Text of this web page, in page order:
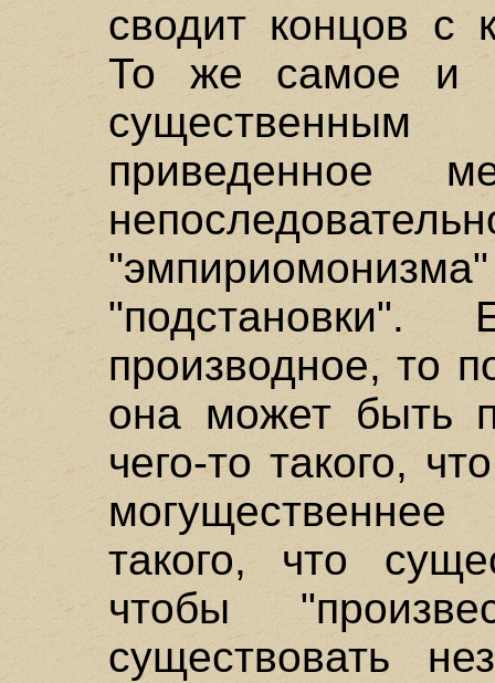
сводит концов с
То же самое и
приведенное
производное, то
она может быть
чего-то такого,
такого, что
чтобы
существовать